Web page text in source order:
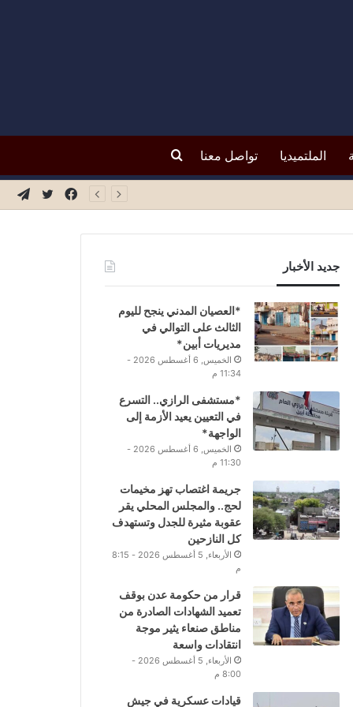
الملتميديا تواصل معنا بحث
تويتر
فيسبوك
جديد الأخبار
*العصيان المدني ينجح لليوم
الثالث على التوالي في
مديريات أبين*
الخميس, 6 أغسطس 2026 -
11:34 م
*مستشفى الرازي.. التسرع
في التعيين يعيد الأزمة إلى
الواجهة*
الخميس, 6 أغسطس 2026 -
11:30 م
جريمة اغتصاب تهز مخيمات
لحج.. والمجلس المحلي يقر
عقوبة مثيرة للجدل وتستهدف
كل النازحين
الأربعاء, 5 أغسطس 2026 - 8:15
م
قرار من حكومة عدن بوقف
تعميد الشهادات الصادرة من
مناطق صنعاء يثير موجة
انتقادات واسعة
الأربعاء, 5 أغسطس 2026 -
8:00 م
قيادات عسكرية في جيش